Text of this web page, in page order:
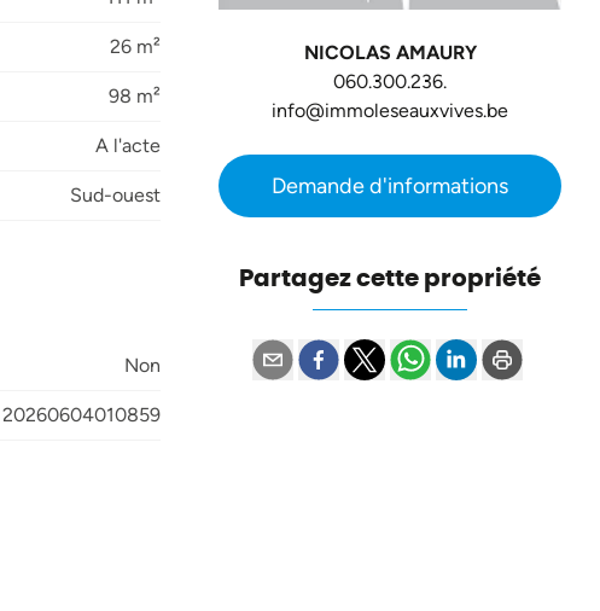
26 m²
98 m²
A l'acte
Sud-ouest
Non
20260604010859
NICOLAS AMAURY
060.300.236.
info@immoleseauxvives.be
Demande d'informations
Partagez cette propriété